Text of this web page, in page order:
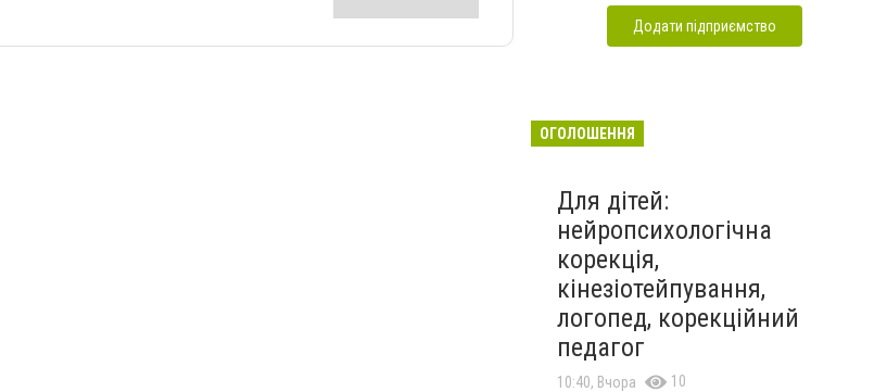
Додати підприємство
ОГОЛОШЕННЯ
Для дітей:
нейропсихологічна
корекція,
кінезіотейпування,
логопед, корекційний
педагог
10:40, Вчора 10